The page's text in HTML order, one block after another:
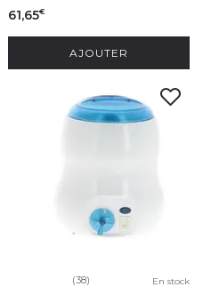
61,65€
AJOUTER
(38) En stock